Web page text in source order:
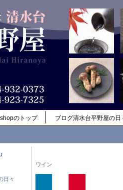
shopのトップ ブログ清水台平野屋の日
日々
ワイン